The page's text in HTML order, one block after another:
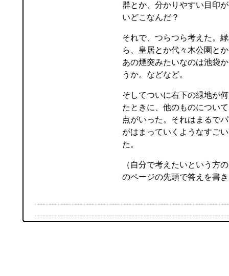
群とか、分かりやすい目印
いどこなんだ？
それで、つらつら考えた。
ら、皇居とか代々木公園と
あの煙突みたいなのは池袋
うか。などなど。
そしてついに右下の緑地が
たときに、他のものについ
点がいった。それはまるで
がはまっていくようなすご
た。
（自分で考えたいという方
のページの先頭で答えを書